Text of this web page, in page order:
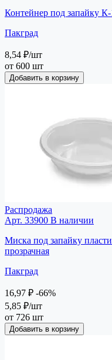
Контейнер под запайку
Пакград
8,54 ₽/шт
от 600 шт
Добавить в корзину
Распродажа
Арт. 33900 В наличии
Миска под запайку
прозрачная
Пакград
16,97 ₽ -66%
5,85 ₽/шт
от 726 шт
Добавить в корзину